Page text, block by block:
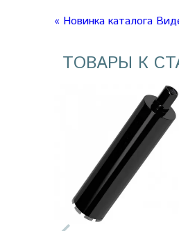
« Новинка каталога
ТОВАРЫ К